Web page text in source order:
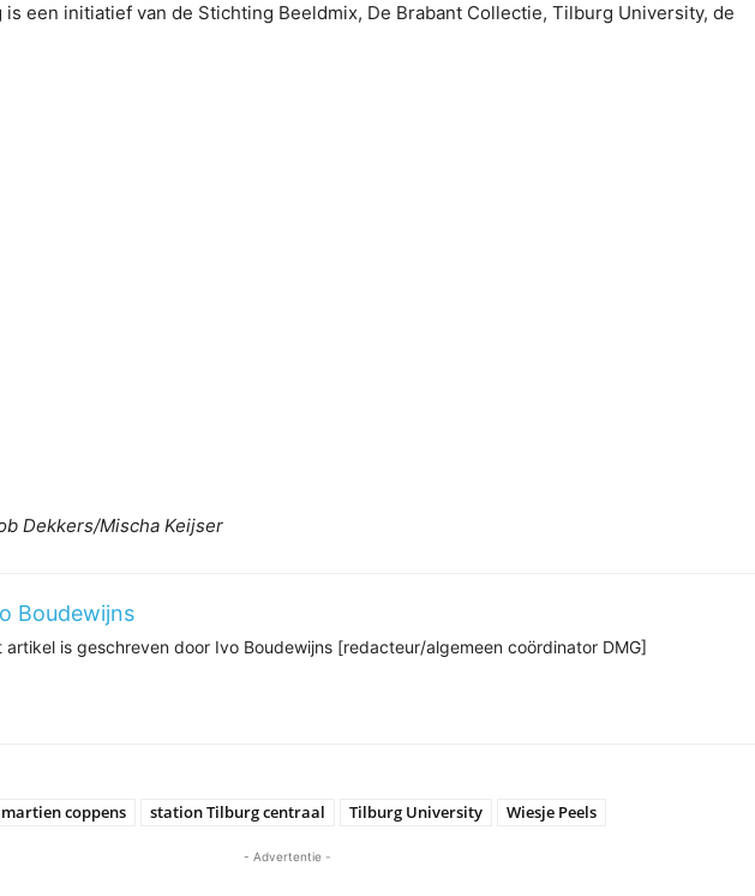
een initiatief van de Stichting Beeldmix, De Brabant Collectie, Tilburg University, de
Dekkers/Mischa Keijser
Boudewijns
artikel is geschreven door Ivo Boudewijns [redacteur/algemeen coördinator DMG]
martien coppens station Tilburg centraal Tilburg University Wiesje Peels
- Advertentie -